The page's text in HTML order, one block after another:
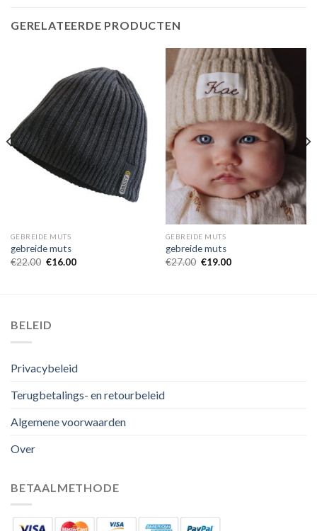
GERELATEERDE PRODUCTEN
GEBREIDE MUTS
gebreide muts
€22.00 €16.00
GEBREIDE MUTS
gebreide muts
€27.00 €19.00
BELEID
Privacybeleid
Terugbetalings- en retourbeleid
Algemene voorwaarden
Over
BETAALMETHODE